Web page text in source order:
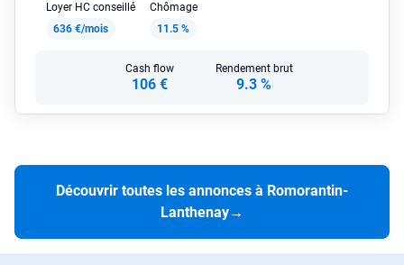
Loyer HC conseillé
636 €/mois
Chômage
11.5 %
Cash flow
106 €
Rendement brut
9.3 %
Découvrir toutes les annonces à Romorantin-
Lanthenay→